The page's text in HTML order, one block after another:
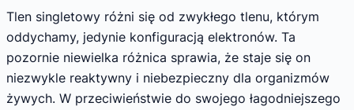
Tlen singletowy różni się od zwykłego tlenu, którym
oddychamy, jedynie konfiguracją elektronów. Ta
pozornie niewielka różnica sprawia, że staje się on
niezwykle reaktywny i niebezpieczny dla organizmów
żywych. W przeciwieństwie do swojego łagodniejszego